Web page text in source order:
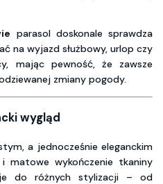
parasol doskonale sprawdza
na wyjazd służbowy, urlop czy
mając pewność, że zawsze
zmiany pogody.
wygląd
a jednocześnie eleganckim
i matowe wykończenie tkaniny
do różnych stylizacji – od